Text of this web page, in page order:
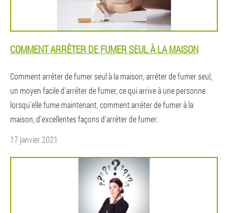
COMMENT ARRÊTER DE FUMER SEUL À LA MAISON
Comment arrêter de fumer seul à la maison, arrêter de fumer seul,
un moyen facile d'arrêter de fumer, ce qui arrive à une personne
lorsqu'elle fume maintenant, comment arrêter de fumer à la
maison, d'excellentes façons d'arrêter de fumer.
17 janvier 2021